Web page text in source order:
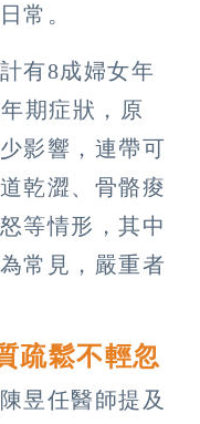
常。
有8成婦女年
期症狀，原
影響，連帶可
乾澀、骨骼痠
等情形，其中
常見，嚴重者
疏鬆不輕忽
昱任醫師提及